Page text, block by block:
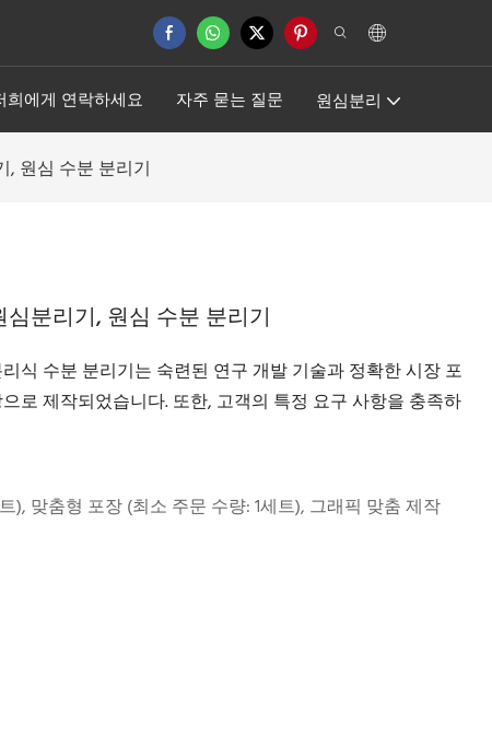
희에게 연락하세요 자주 묻는 질문 원심분리
, 원심 수분 분리기
분리기, 원심 수분 분리기
식 수분 분리기는 숙련된 연구 개발 기술과 정확한 시장 포
로 제작되었습니다. 또한, 고객의 특정 요구 사항을 충족하
), 맞춤형 포장 (최소 주문 수량: 1세트), 그래픽 맞춤 제작